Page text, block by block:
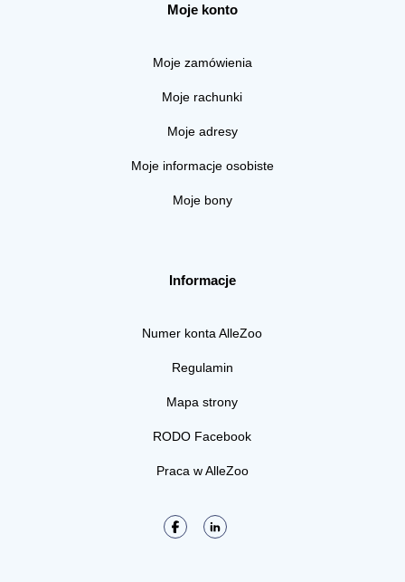
Moje konto
Moje zamówienia
Moje rachunki
Moje adresy
Moje informacje osobiste
Moje bony
Informacje
Numer konta AlleZoo
Regulamin
Mapa strony
RODO Facebook
Praca w AlleZoo